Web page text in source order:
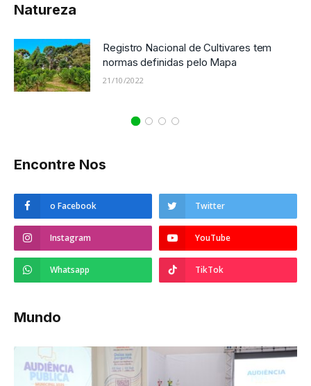
Natureza
Registro Nacional de Cultivares tem
normas definidas pelo Mapa
21/10/2022
Encontre Nos
o Facebook Twitter
Instagram YouTube
Whatsapp TikTok
Mundo